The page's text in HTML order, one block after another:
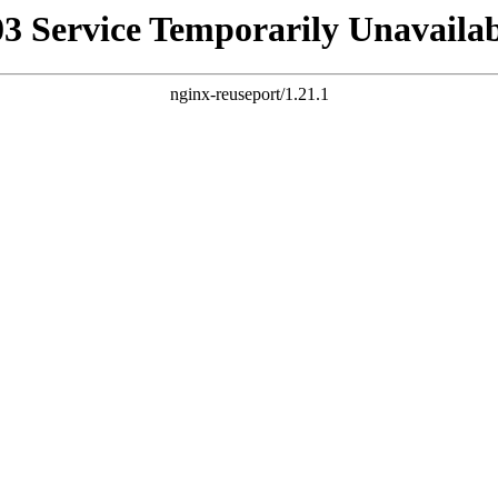
Service Temporarily
nginx-reuseport/1.21.1